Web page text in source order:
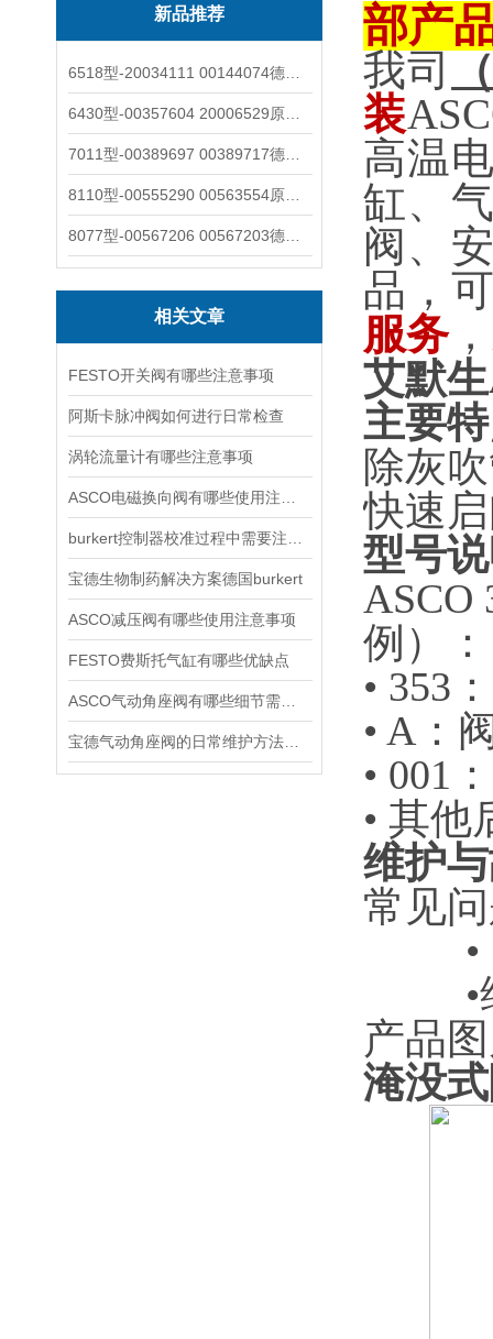
新品推荐
相关文章
FESTO开关阀有哪些注意事项
阿斯卡脉冲阀如何进行日常检查
涡轮流量计有哪些注意事项
宝德生物制药解决方案德国burkert
ASCO减压阀有哪些使用注意事项
FESTO费斯托气缸有哪些优缺点
部产
我司
装
高温
缸、
阀、
品，
服务
艾默
主要
除灰
快速
型号
ASCO
例）：
• 353
• A：
• 001
• 其
维护
常见
产品
淹没